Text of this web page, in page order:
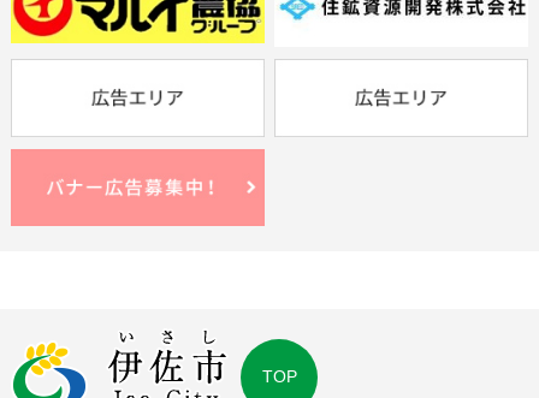
TOP